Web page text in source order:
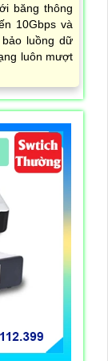
băng thông
10Gbps và
luồng dữ
luôn mượt